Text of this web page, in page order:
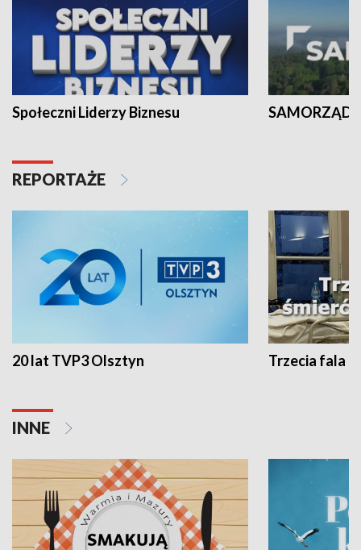
Społeczni Liderzy Biznesu SAMORZĄD
REPORTAŻE
20 lat TVP3 Olsztyn Trzecia fala -
INNE